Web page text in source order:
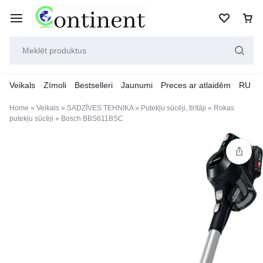
Veikals Zīmoli Bestselleri Jaunumi Preces ar atlaidēm RU
Home » Veikals » SADZĪVES TEHNIKA» Putekļu sūcēji, tīrītāji » Rokas
putekļu sūcēji » Bosch BBS611BSC